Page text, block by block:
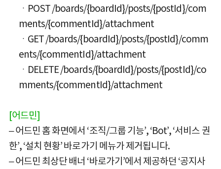
ㆍPOST /boards/{boardId}/posts/{postId}/com
ments/{commentId}/attachment
ㆍGET /boards/{boardId}/posts/{postId}/comm
ents/{commentId}/attachment
ㆍDELETE /boards/{boardId}/posts/{postId}/co
mments/{commentId}/attachment
[어드민]
– 어드민 홈 화면에서 ‘조직/그룹 기능’, ‘Bot’, ‘서비스 권
한’, ‘설치 현황’ 바로가기 메뉴가 제거됩니다.
– 어드민 최상단 배너 ‘바로가기’에서 제공하던 ‘공지사